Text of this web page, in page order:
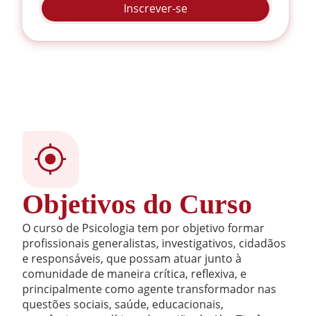
Inscrever-se
Objetivos do Curso
O curso de Psicologia tem por objetivo formar
profissionais generalistas, investigativos, cidadãos
e responsáveis, que possam atuar junto à
comunidade de maneira crítica, reflexiva, e
principalmente como agente transformador nas
questões sociais, saúde, educacionais,